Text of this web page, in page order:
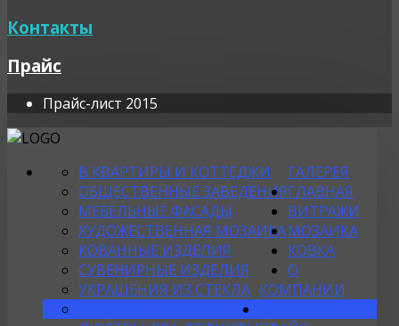
Контакты
Прайс
Прайс-лист 2015
ГАЛЕРЕЯ
В КВАРТИРЫ И КОТТЕДЖИ
ОБЩЕСТВЕННЫЕ ЗАВЕДЕНИЯ
МЕБЕЛЬНЫЕ ФАСАДЫ
ХУДОЖЕСТВЕННАЯ МОЗАИКА
КОВАННЫЕ ИЗДЕЛИЯ
СУВЕНИРНЫЕ ИЗДЕЛИЯ
УКРАШЕНИЯ ИЗ СТЕКЛА
ГЛАВНАЯ
ВИТРАЖИ
МОЗАИКА
КОВКА
О
КОМПАНИИ